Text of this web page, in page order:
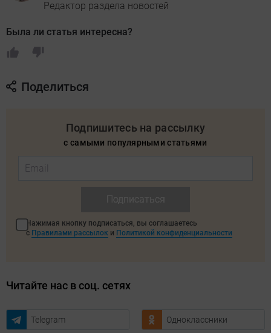
Редактор раздела новостей
Была ли статья интересна?
Поделиться
Подпишитесь на рассылку
с самыми популярными статьями
Нажимая кнопку подписаться, вы соглашаетесь
с Правилами рассылок и Политикой конфиденциальности
Читайте нас в соц. сетях
Telegram Одноклассники